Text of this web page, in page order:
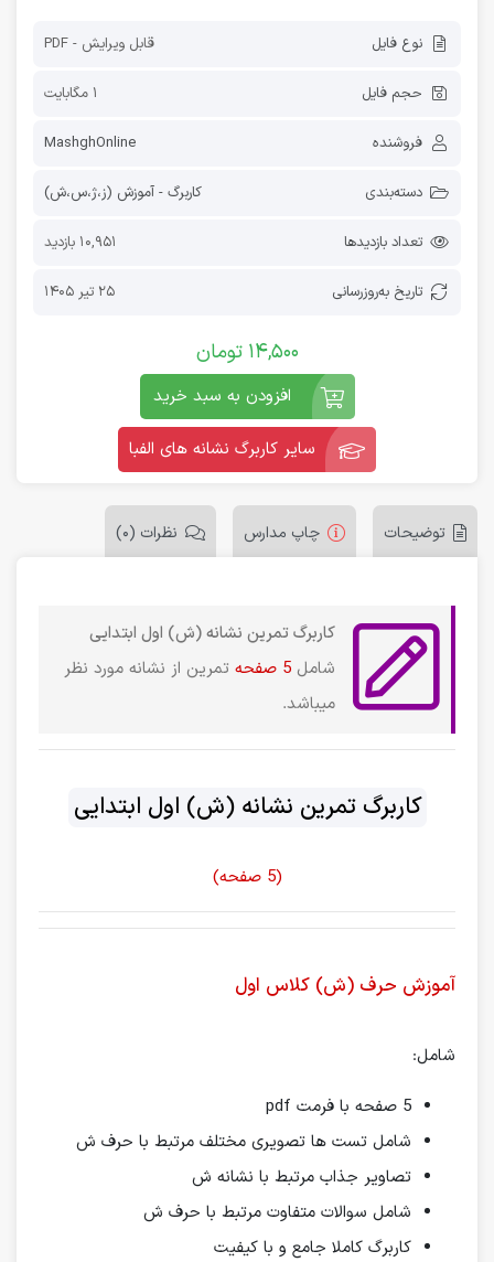
نوع فایل قابل ویرایش - PDF
حجم فایل 1 مگابایت
فروشنده MashghOnline
دسته‌بندی کاربرگ - آموزش (ز،ژ،س،ش)
تعداد بازدیدها 10,951 بازدید
تاریخ به‌روز‌رسانی 25 تیر 1405
14,500 تومان
افزودن به سبد خرید
سایر کاربرگ نشانه های الفبا
توضیحات چاپ مدارس نظرات (0)
کاربرگ تمرین نشانه (ش) اول ابتدایی
شامل 5 صفحه
تمرین از نشانه مورد نظر
میباشد.
کاربرگ تمرین نشانه (ش) اول ابتدایی
(5 صفحه)
آموزش حرف (ش) کلاس اول
شامل:
5 صفحه با فرمت pdf
شامل تست ها تصویری مختلف مرتبط با حرف ش
تصاویر جذاب مرتبط با نشانه ش
شامل سوالات متفاوت مرتبط با حرف ش
کاربرگ کاملا جامع و با کیفیت